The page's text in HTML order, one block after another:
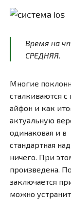
Время на
СРЕДНЯЯ.
Многие
сталкиваются с
айфон и как
актуальную
одинаковая и в
стандартная
ничего. При
произведена.
заключается
можно